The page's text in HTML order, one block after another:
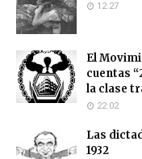
12:27
El
cuentas
la clase
22:02
Las
1932